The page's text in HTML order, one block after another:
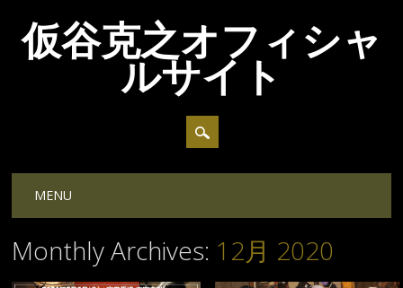
仮谷克之オフィシャ
ルサイト
Main menu
MENU
Monthly Archives: 12月 2020